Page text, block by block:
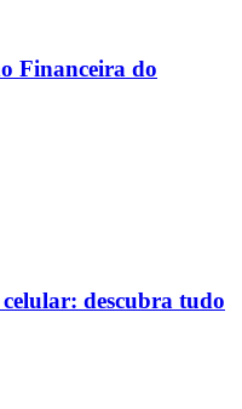
Financeira do
descubra tudo